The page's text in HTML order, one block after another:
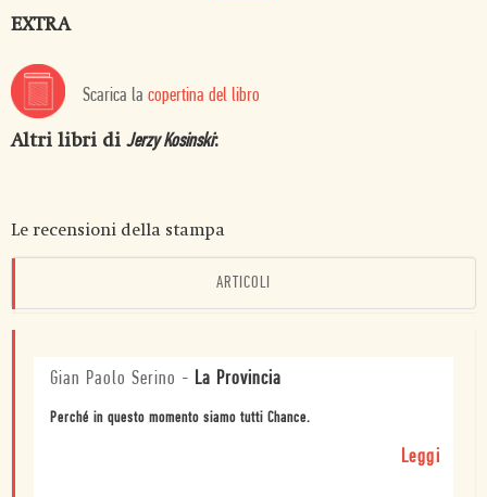
EXTRA
Scarica la copertina del libro
Altri libri di Jerzy Kosinski:
Le recensioni della stampa
ARTICOLI
Gian Paolo Serino - La Provincia
Perché in questo momento siamo tutti Chance.
Leggi